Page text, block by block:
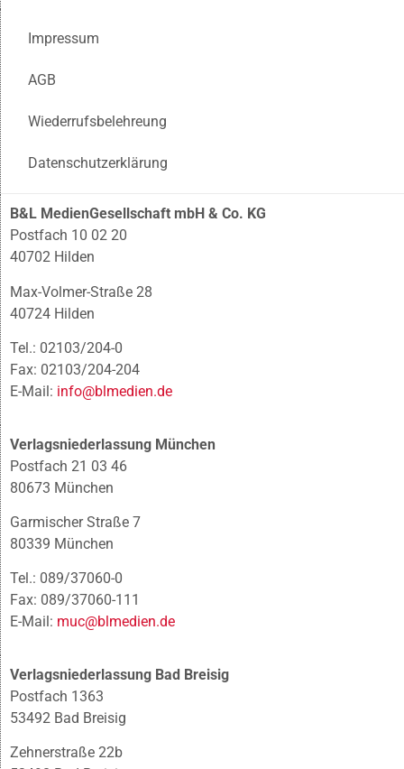
Impressum
AGB
Wiederrufsbelehreung
Datenschutzerklärung
B&L MedienGesellschaft mbH & Co. KG
Postfach 10 02 20
40702 Hilden
Max-Volmer-Straße 28
40724 Hilden
Tel.: 02103/204-0
Fax: 02103/204-204
E-Mail: info@blmedien.de
Verlagsniederlassung München
Postfach 21 03 46
80673 München
Garmischer Straße 7
80339 München
Tel.: 089/37060-0
Fax: 089/37060-111
E-Mail: muc@blmedien.de
Verlagsniederlassung Bad Breisig
Postfach 1363
53492 Bad Breisig
Zehnerstraße 22b